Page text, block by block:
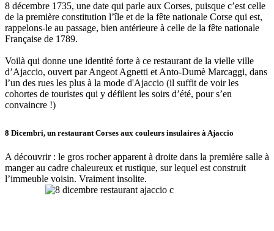
8 décembre 1735, une date qui parle aux Corses, puisque c’est celle
de la première constitution l’île et de la fête nationale Corse qui est,
rappelons-le au passage, bien antérieure à celle de la fête nationale
Française de 1789.
Voilà qui donne une identité forte à ce restaurant de la vielle ville
d’Ajaccio, ouvert par Angeot Agnetti et Anto-Dumè Marcaggi, dans
l’un des rues les plus à la mode d'Ajaccio (il suffit de voir les
cohortes de touristes qui y défilent les soirs d’été, pour s’en
convaincre !)
8 Dicembri, un restaurant Corses aux couleurs insulaires à Ajaccio
A découvrir : le gros rocher apparent à droite dans la première salle à
manger au cadre chaleureux et rustique, sur lequel est construit
l’immeuble voisin. Vraiment insolite.